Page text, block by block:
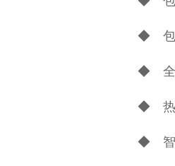
◆ 包
◆ 全
◆ 热
◆ 智